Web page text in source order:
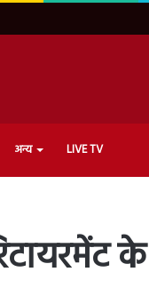
अन्य LIVE TV